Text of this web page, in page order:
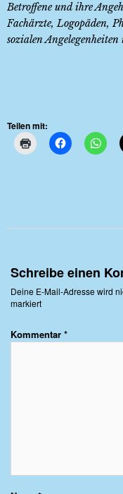
Betroffene und ihre
Fachärzte, Logopäden,
sozialen
Teilen mit:
Schreibe einen
Deine E-Mail-Adresse wird
markiert
Kommentar *